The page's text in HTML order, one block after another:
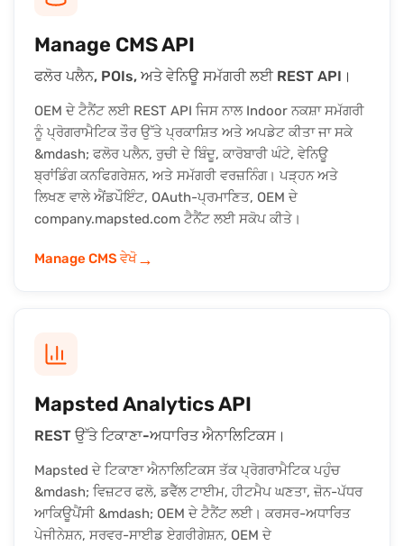
Manage CMS API
ਫਲੋਰ ਪਲੈਨ, POIs, ਅਤੇ ਵੇਨਿਊ ਸਮੱਗਰੀ ਲਈ REST API।
OEM ਦੇ ਟੈਨੈਂਟ ਲਈ REST API ਜਿਸ ਨਾਲ Indoor ਨਕਸ਼ਾ ਸਮੱਗਰੀ
ਨੂੰ ਪ੍ਰੋਗਰਾਮੈਟਿਕ ਤੌਰ ਉੱਤੇ ਪ੍ਰਕਾਸ਼ਿਤ ਅਤੇ ਅਪਡੇਟ ਕੀਤਾ ਜਾ ਸਕੇ
&mdash; ਫਲੋਰ ਪਲੈਨ, ਰੁਚੀ ਦੇ ਬਿੰਦੂ, ਕਾਰੋਬਾਰੀ ਘੰਟੇ, ਵੇਨਿਊ
ਬ੍ਰਾਂਡਿੰਗ ਕਨਫਿਗਰੇਸ਼ਨ, ਅਤੇ ਸਮੱਗਰੀ ਵਰਜ਼ਨਿੰਗ। ਪੜ੍ਹਨ ਅਤੇ
ਲਿਖਣ ਵਾਲੇ ਐਂਡਪੌਇੰਟ, OAuth-ਪ੍ਰਮਾਣਿਤ, OEM ਦੇ
company.mapsted.com ਟੈਨੈਂਟ ਲਈ ਸਕੋਪ ਕੀਤੇ।
Manage CMS ਵੇਖੋ→
Mapsted Analytics API
REST ਉੱਤੇ ਟਿਕਾਣਾ-ਅਧਾਰਿਤ ਐਨਾਲਿਟਿਕਸ।
Mapsted ਦੇ ਟਿਕਾਣਾ ਐਨਾਲਿਟਿਕਸ ਤੱਕ ਪ੍ਰੋਗਰਾਮੈਟਿਕ ਪਹੁੰਚ
&mdash; ਵਿਜ਼ਟਰ ਫਲੋ, ਡਵੈੱਲ ਟਾਈਮ, ਹੀਟਮੈਪ ਘਣਤਾ, ਜ਼ੋਨ-ਪੱਧਰ
ਆਕਿਊਪੈਂਸੀ &mdash; OEM ਦੇ ਟੈਨੈਂਟ ਲਈ। ਕਰਸਰ-ਅਧਾਰਿਤ
ਪੇਜੀਨੇਸ਼ਨ, ਸਰਵਰ-ਸਾਈਡ ਏਗਰੀਗੇਸ਼ਨ, OEM ਦੇ